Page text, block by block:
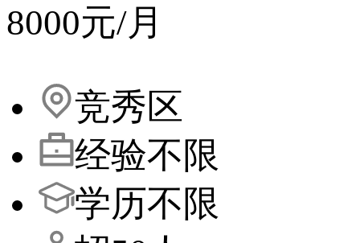
8000元/月
竞秀区
经验不限
学历不限